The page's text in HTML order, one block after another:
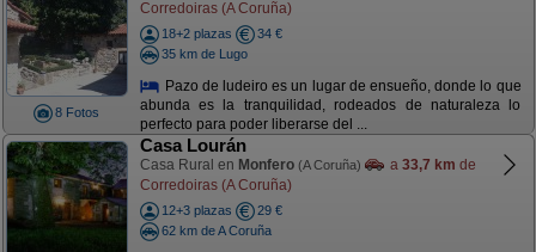
8 Fotos
Corredoiras (A Coruña)
18+2 plazas
34 €
35 km de Lugo
Pazo de ludeiro es un lugar de ensueño, donde lo que
abunda es la tranquilidad, rodeados de naturaleza lo
perfecto para poder liberarse del ...
Casa Lourán
Casa Rural en Monfero (A Coruña) a 33,7 km de
Corredoiras (A Coruña)
12+3 plazas
29 €
62 km de A Coruña